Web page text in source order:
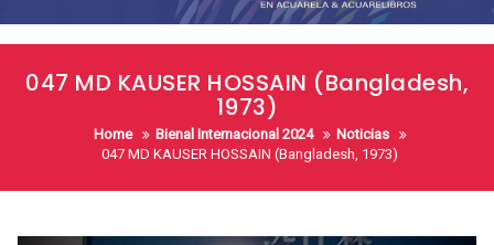
047 MD KAUSER HOSSAIN (Bangladesh,
1973)
Home Bienal Internacional 2024
Noticias
047 MD KAUSER HOSSAIN (Bangladesh, 1973)